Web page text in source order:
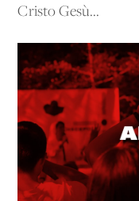
Cristo Gesù...